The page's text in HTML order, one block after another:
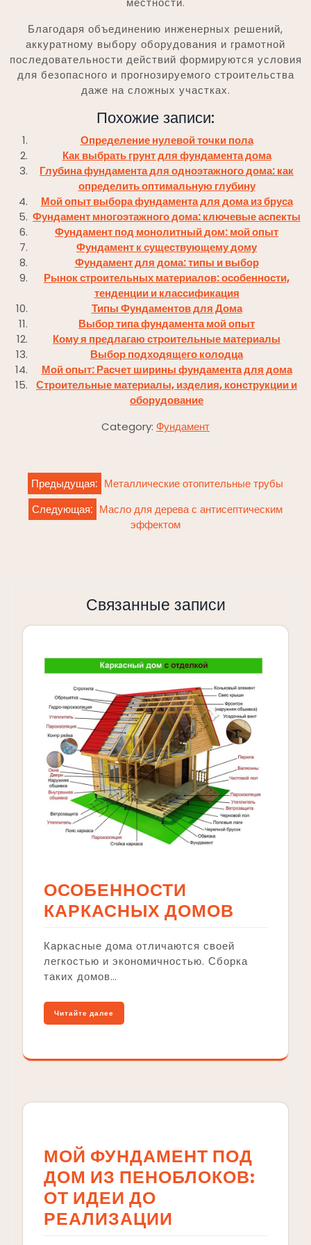
Благодаря объединению инженерных решений,
аккуратному выбору оборудования и грамотной
последовательности действий формируются условия
для безопасного и прогнозируемого строительства
даже на сложных участках.
Похожие записи:
Определение нулевой точки пола
Как выбрать грунт для фундамента дома
Глубина фундамента для одноэтажного дома: как
определить оптимальную глубину
Мой опыт выбора фундамента для дома из бруса
Фундамент многоэтажного дома: ключевые аспекты
Фундамент под монолитный дом: мой опыт
Фундамент к существующему дому
Фундамент для дома: типы и выбор
Рынок строительных материалов: особенности,
тенденции и классификация
Типы Фундаментов для Дома
Выбор типа фундамента мой опыт
Кому я предлагаю строительные материалы
Выбор подходящего колодца
Мой опыт: Расчет ширины фундамента для дома
Строительные материалы, изделия, конструкции и
оборудование
Category: Фундамент
Навигация
записям
Предыдущая: Металлические отопительные трубы
Следующая: Масло для дерева с антисептическим
эффектом
Связанные записи
ОСОБЕННОСТИ
КАРКАСНЫХ ДОМОВ
Каркасные дома отличаются своей
легкостью и экономичностью. Сборка
таких домов…
Читайте далее
МОЙ ФУНДАМЕНТ ПОД
ДОМ ИЗ ПЕНОБЛОКОВ:
ОТ ИДЕИ ДО
РЕАЛИЗАЦИИ